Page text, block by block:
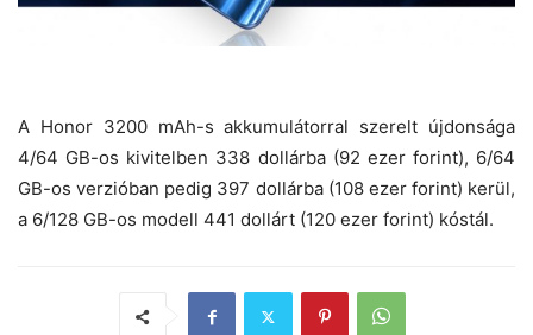
A Honor 3200 mAh-s akkumulátorral szerelt újdonsága
4/64 GB-os kivitelben 338 dollárba (92 ezer forint), 6/64
GB-os verzióban pedig 397 dollárba (108 ezer forint) kerül,
a 6/128 GB-os modell 441 dollárt (120 ezer forint) kóstál.